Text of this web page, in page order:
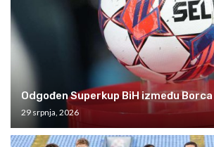
Odgođen Superkup BiH između
29 srpnja, 2026